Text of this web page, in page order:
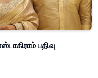
பதிவு